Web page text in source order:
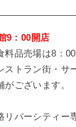
9：00開店
品売場は8：00
トラン街・サ
ございます。
リバーシティー